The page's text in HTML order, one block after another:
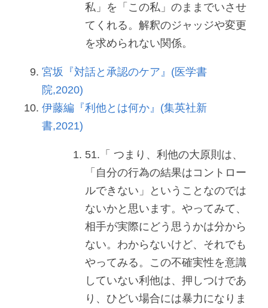
私」を「この私」のままでいさせ
てくれる。解釈のジャッジや変更
を求められない関係。
宮坂『対話と承認のケア』(医学書
院,2020)
伊藤編『利他とは何か』(集英社新
書,2021)
51.「 つまり、利他の大原則は、
「自分の行為の結果はコントロー
ルできない」ということなのでは
ないかと思います。やってみて、
相手が実際にどう思うかは分から
ない。わからないけど、それでも
やってみる。この不確実性を意識
していない利他は、押しつけであ
り、ひどい場合には暴力になりま